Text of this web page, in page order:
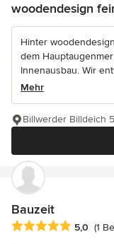
woodendesign
Hinter
dem
Innenausbau. Wir
Mehr
Billwerder Billdeich
Bauzeit
Durchschnittliche
5,0 (1